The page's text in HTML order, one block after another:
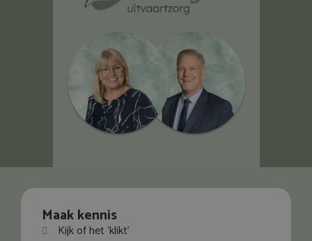
Maak kennis
Kijk of het ‘klikt’